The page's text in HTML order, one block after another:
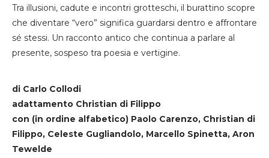
Tra illusioni, cadute e incontri grotteschi, il burattino scopre
che diventare “vero” significa guardarsi dentro e affrontare
sé stessi. Un racconto antico che continua a parlare al
presente, sospeso tra poesia e vertigine.
di Carlo Collodi
adattamento Christian di Filippo
con (in ordine alfabetico) Paolo Carenzo, Christian di
Filippo, Celeste Gugliandolo, Marcello Spinetta, Aron
Tewelde